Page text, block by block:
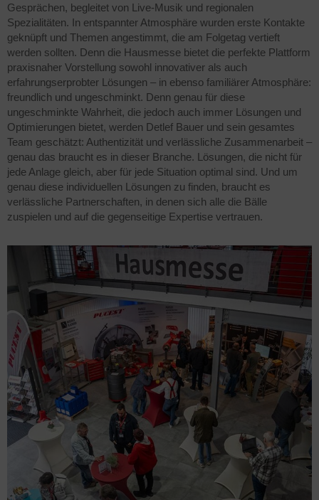
Gesprächen, begleitet von Live-Musik und regionalen
Spezialitäten. In entspannter Atmosphäre wurden erste Kontakte
geknüpft und Themen angestimmt, die am Folgetag vertieft
werden sollten. Denn die Hausmesse bietet die perfekte Plattform
praxisnaher Vorstellung sowohl innovativer als auch
erfahrungserprobter Lösungen – in ebenso familiärer Atmosphäre:
freundlich und ungeschminkt. Denn genau für diese
ungeschminkte Wahrheit, die jedoch auch immer Lösungen und
Optimierungen bietet, werden Detlef Bauer und sein gesamtes
Team geschätzt: Authentizität und verlässliche Zusammenarbeit –
genau das braucht es in dieser Branche. Lösungen, die nicht für
jede Anlage gleich, aber für jede Situation optimal sind. Und um
genau diese individuellen Lösungen zu finden, braucht es
verlässliche Partnerschaften, in denen sich alle die Bälle
zuspielen und auf die gegenseitige Expertise vertrauen.